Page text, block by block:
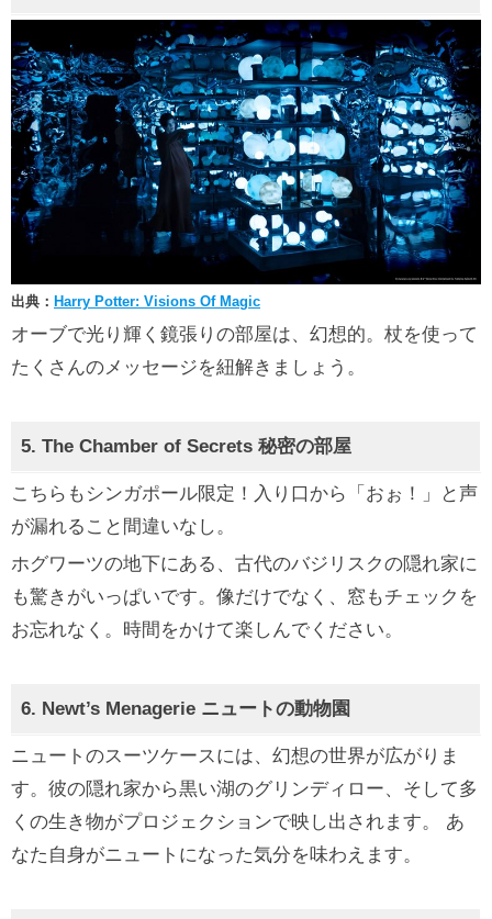
出典： Harry Potter: Visions Of Magic
オーブで光り輝く鏡張りの部屋は、幻想的。杖を使って
たくさんのメッセージを紐解きましょう。
5. The Chamber of Secrets 秘密の部屋
こちらもシンガポール限定！入り口から「おぉ！」と声
が漏れること間違いなし。
ホグワーツの地下にある、古代のバジリスクの隠れ家に
も驚きがいっぱいです。像だけでなく、窓もチェックを
お忘れなく。時間をかけて楽しんでください。
6. Newt’s Menagerie ニュートの動物園
ニュートのスーツケースには、幻想の世界が広がりま
す。彼の隠れ家から黒い湖のグリンディロー、そして多
くの生き物がプロジェクションで映し出されます。 あ
なた自身がニュートになった気分を味わえます。